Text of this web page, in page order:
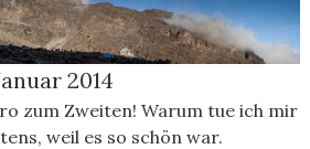
2014
zum Zweiten! Warum tue ich mir
weil es so schön war.